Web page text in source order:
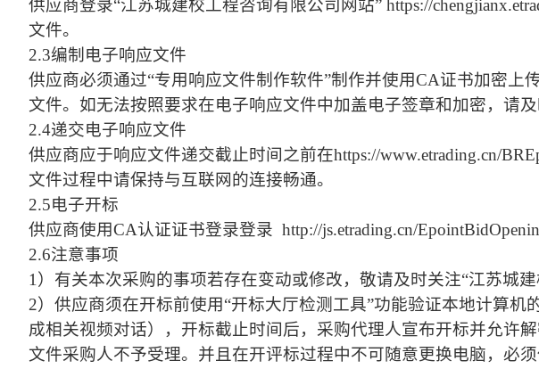
供应商登录“江苏城建校工程咨询有限公司网站” https://
文件。
2.3编制电子响应文件
供应商必须通过“专用响应文件制作软件”制作并使用CA证书加密
文件。如无法按照要求在电子响应文件中加盖电子签章和加密，请
2.4递交电子响应文件
供应商应于响应文件递交截止时间之前在https://www.etrading.cn/
文件过程中请保持与互联网的连接畅通。
2.5电子开标
供应商使用CA认证证书登录登录 http://js.etrading.cn/
2.6注意事项
1）有关本次采购的事项若存在变动或修改，敬请及时关注“江苏城建
2）供应商须在开标前使用“开标大厅检测工具”功能验证本地计算
成相关视频对话），开标截止时间后，采购代理人宣布开标并允许
文件采购人不予受理。并且在开评标过程中不可随意更换电脑，必